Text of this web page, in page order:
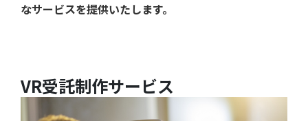
なサービスを提供いたします。
VR受託制作サービス